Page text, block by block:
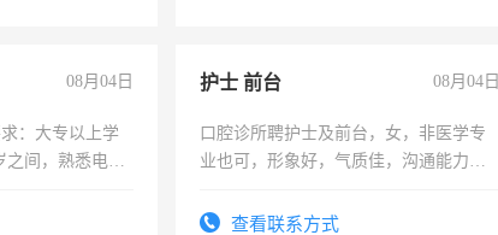
08月04日
：大专以上学
之间，熟悉电脑
纳五险，
护士 前台 08月04日
口腔诊所聘护士及前台，女，非医学专
业也可，形象好，气质佳，沟通能力
查看联系方式